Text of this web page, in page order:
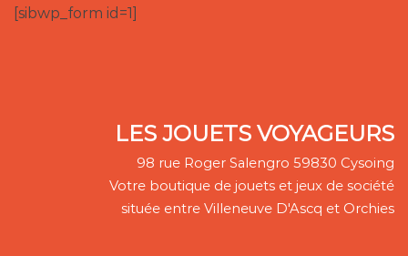
[sibwp_form id=1]
LES JOUETS VOYAGEURS
98 rue Roger Salengro 59830 Cysoing
Votre boutique de jouets et jeux de société
située entre Villeneuve D'Ascq et Orchies